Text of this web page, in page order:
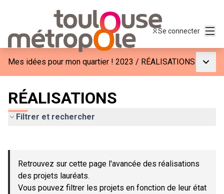
Se connecter
Mes idées pour mon quartier ! 2023 / RÉALISATIONS
RÉALISATIONS
Filtrer et rechercher
−
Retrouvez sur cette page l'avancée des réalisations
des projets lauréats.
Vous pouvez filtrer les projets en fonction de leur état